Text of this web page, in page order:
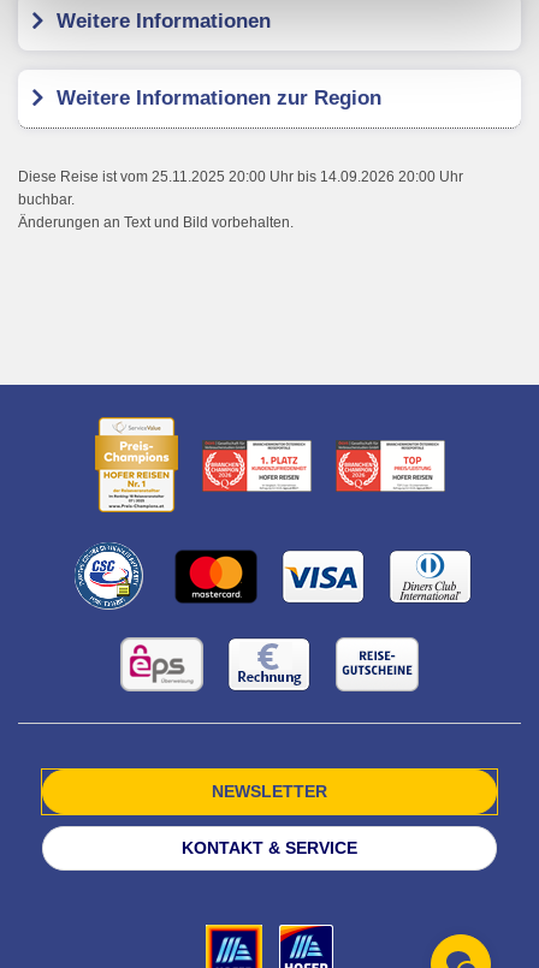
Webseiten zu.
Weitere Informationen
Weitere Informationen zur Region
Diese Reise ist vom 25.11.2025 20:00 Uhr bis 14.09.2026 20:00 Uhr
buchbar.
Änderungen an Text und Bild vorbehalten.
NEWSLETTER
KONTAKT & SERVICE